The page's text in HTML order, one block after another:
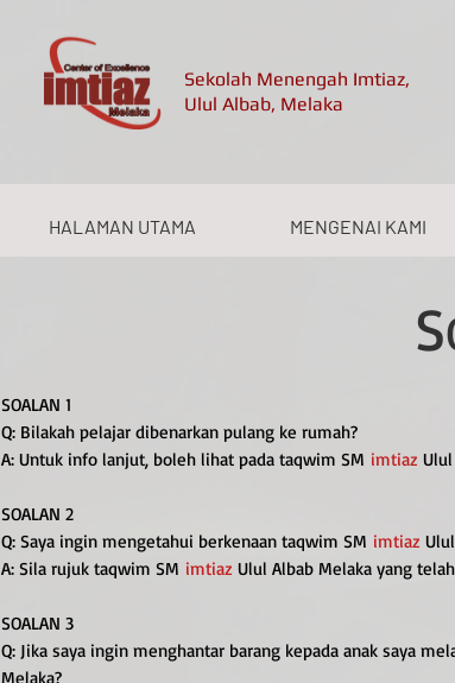
Sekolah Menengah Imtiaz,
Ulul Albab, Melaka
HALAMAN UTAMA MENGENAI KAMI
S
SOALAN 1
Q: Bilakah pelajar dibenarkan pulang ke rumah?
A: Untuk info lanjut, boleh lihat pada taqwim SM imtiaz
SOALAN 2
Q: Saya ingin mengetahui berkenaan taqwim SM imtiaz
A: Sila rujuk taqwim SM imtiaz Ulul Albab Melaka yang
SOALAN 3
Q: Jika saya ingin menghantar barang kepada anak saya
Melaka?